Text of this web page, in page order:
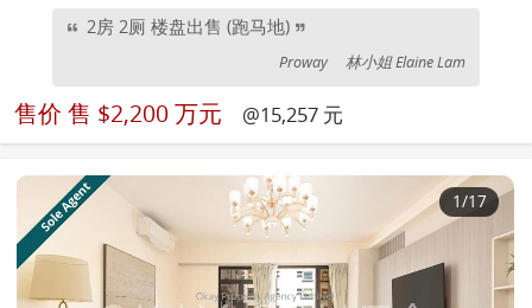
2房 2厕 楼盘出售 (跑马地)
Proway 林小姐 Elaine Lam
售价 售 $2,200 万元 @15,257 元
1/17